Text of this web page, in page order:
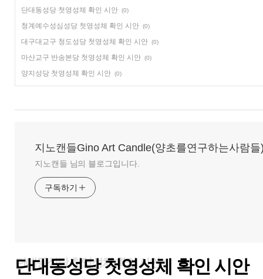
단대동성당 첫영성체 확인 시안 (0)
청계예수성심성당 첫영성체 확인 시안 (0)
대구대교구 청도성당 첫영성체 확인 시안 (0)
마산교구 반송본당 첫영성체 확인 시안 (0)
양지성당 첫영성체 확인 시안 (0)
지노캔들Gino Art Candle(양초를연구하는사람들
지노캔들 님의 블로그입니다.
구독하기
단대동성당 첫영성체 확인 시안
단대동성당 첫영성체 확인 시안